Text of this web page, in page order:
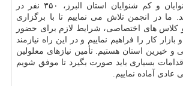
۲۲ هزار نفری ناشنوایان و کم شنوایان استان البرز، ۳۵۰ نفر در
ما در انجمن تلاش می نماییم تا با برگزاری
کلاس های اختصاصی، شرایط لازم برای حضور
بازار کار را فراهیم نماییم و در این راه نیازمند
خیرین استان هستیم. تأمین نیازهای معلولین
بسیاری باید صورت بگیرد تا موفق شویم
عادی آماده نماییم.